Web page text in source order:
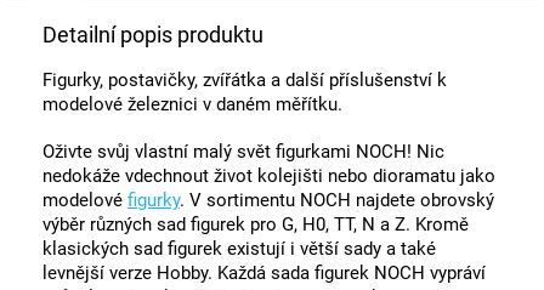
Detailní popis produktu
Figurky, postavičky, zvířátka a další příslušenství k
modelové železnici v daném měřítku.
Oživte svůj vlastní malý svět figurkami NOCH! Nic
nedokáže vdechnout život kolejišti nebo dioramatu jako
modelové figurky. V sortimentu NOCH najdete obrovský
výběr různých sad figurek pro G, H0, TT, N a Z. Kromě
klasických sad figurek existují i ​​větší sady a také
levnější verze Hobby. Každá sada figurek NOCH vypráví